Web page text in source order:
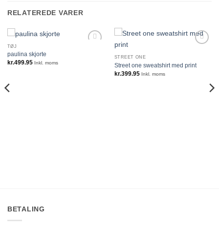
RELATEREDE VARER
TØJ
paulina skjorte
kr.499.95 Inkl. moms
STREET ONE
Street one sweatshirt med print
kr.399.95 Inkl. moms
BETALING